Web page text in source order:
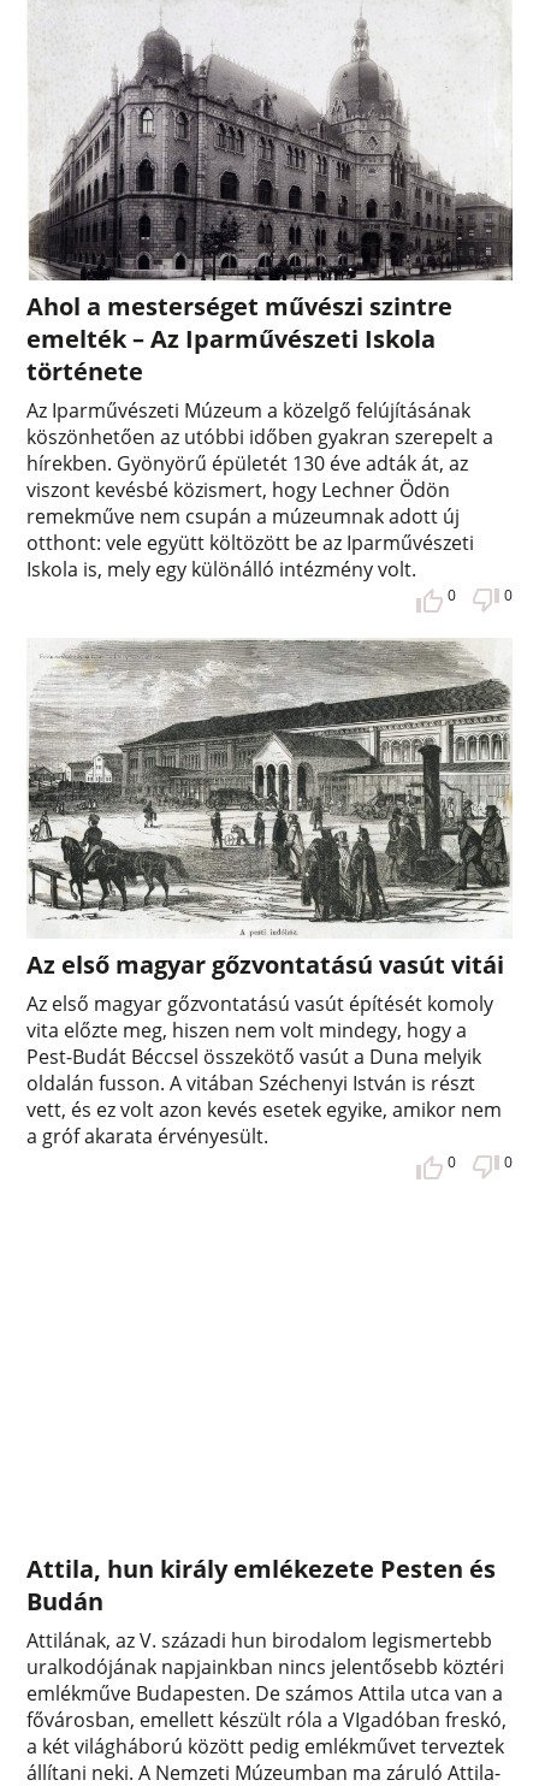
Ahol a mesterséget művészi szintre
emelték – Az Iparművészeti Iskola
története
Az Iparművészeti Múzeum a közelgő felújításának
köszönhetően az utóbbi időben gyakran szerepelt a
hírekben. Gyönyörű épületét 130 éve adták át, az
viszont kevésbé közismert, hogy Lechner Ödön
remekműve nem csupán a múzeumnak adott új
otthont: vele együtt költözött be az Iparművészeti
Iskola is, mely egy különálló intézmény volt.
0 0
Az első magyar gőzvontatású vasút vitái
Az első magyar gőzvontatású vasút építését komoly
vita előzte meg, hiszen nem volt mindegy, hogy a
Pest-Budát Béccsel összekötő vasút a Duna melyik
oldalán fusson. A vitában Széchenyi István is részt
vett, és ez volt azon kevés esetek egyike, amikor nem
a gróf akarata érvényesült.
0 0
Attila, hun király emlékezete Pesten és
Budán
Attilának, az V. századi hun birodalom legismertebb
uralkodójának napjainkban nincs jelentősebb köztéri
emlékműve Budapesten. De számos Attila utca van a
fővárosban, emellett készült róla a VIgadóban freskó,
a két világháború között pedig emlékművet terveztek
állítani neki. A Nemzeti Múzeumban ma záruló Attila-